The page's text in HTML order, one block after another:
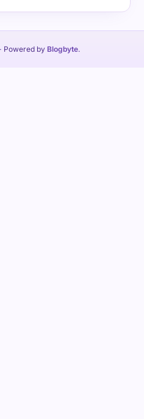
Powered by Blogbyte.